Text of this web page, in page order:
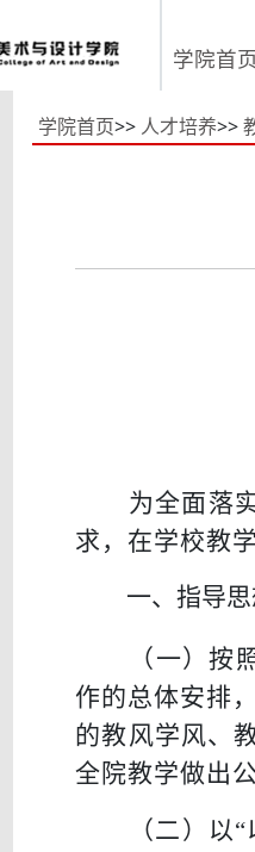
学院首
学院首页>> 人才培养>>
为全面落
求，在学校教
一、指导
（ 一）按
作的总体安排
的教风学风、
全院教学做出
（二 ） 以